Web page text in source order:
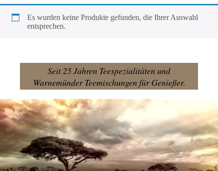
Es wur­den kei­ne Pro­duk­te gefun­den, die Ihrer Aus­wahl
entsprechen.
Seit 25 Jahren Teespezialitäten und
Warnemünder Teemischungen für Genießer.